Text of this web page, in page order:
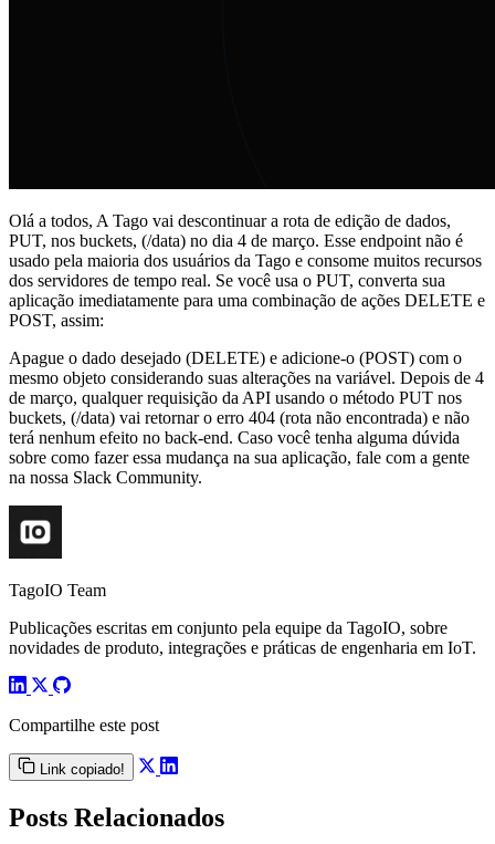
Olá a todos, A Tago vai descontinuar a rota de edição de dados,
PUT, nos buckets, (/data) no dia 4 de março. Esse endpoint não é
usado pela maioria dos usuários da Tago e consome muitos recursos
dos servidores de tempo real. Se você usa o PUT, converta sua
aplicação imediatamente para uma combinação de ações DELETE e
POST, assim:
Apague o dado desejado (DELETE) e adicione-o (POST) com o
mesmo objeto considerando suas alterações na variável. Depois de 4
de março, qualquer requisição da API usando o método PUT nos
buckets, (/data) vai retornar o erro 404 (rota não encontrada) e não
terá nenhum efeito no back-end. Caso você tenha alguma dúvida
sobre como fazer essa mudança na sua aplicação, fale com a gente
na nossa Slack Community.
TagoIO Team
Publicações escritas em conjunto pela equipe da TagoIO, sobre
novidades de produto, integrações e práticas de engenharia em IoT.
Compartilhe este post
Link copiado!
Posts Relacionados